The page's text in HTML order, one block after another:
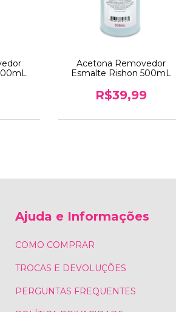
Acetona Removedor
Esmalte Rishon 500mL
R$39,99
Ajuda e Informações
COMO COMPRAR
TROCAS E DEVOLUÇÕES
PERGUNTAS FREQUENTES